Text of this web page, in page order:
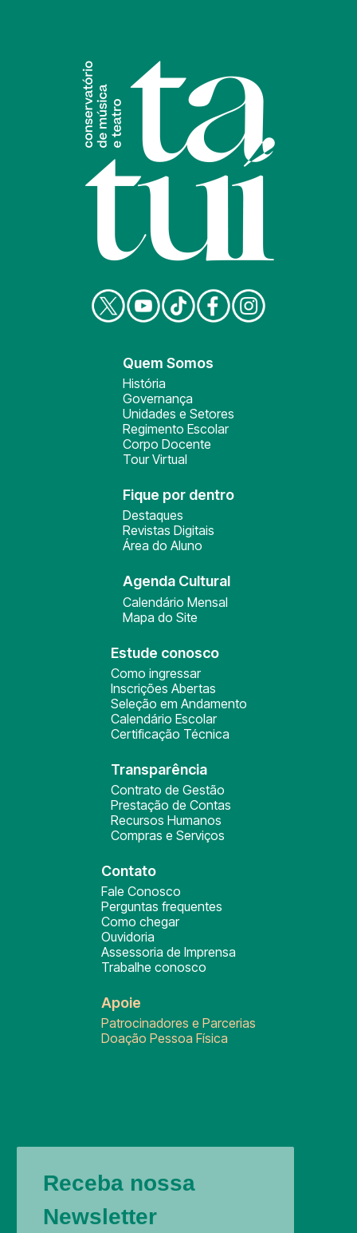
Quem Somos
História
Governança
Unidades e Setores
Regimento Escolar
Corpo Docente
Tour Virtual
Fique por dentro
Destaques
Revistas Digitais
Área do Aluno
Agenda Cultural
Calendário Mensal
Mapa do Site
Estude conosco
Como ingressar
Inscrições Abertas
Seleção em Andamento
Calendário Escolar
Certificação Técnica
Transparência
Contrato de Gestão
Prestação de Contas
Recursos Humanos
Compras e Serviços
Contato
Fale Conosco
Perguntas frequentes
Como chegar
Ouvidoria
Assessoria de Imprensa
Trabalhe conosco
Apoie
Patrocinadores e Parcerias
Doação Pessoa Física